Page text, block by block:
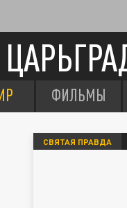
ФИЛЬМЫ
СВЯТАЯ ПРАВДА